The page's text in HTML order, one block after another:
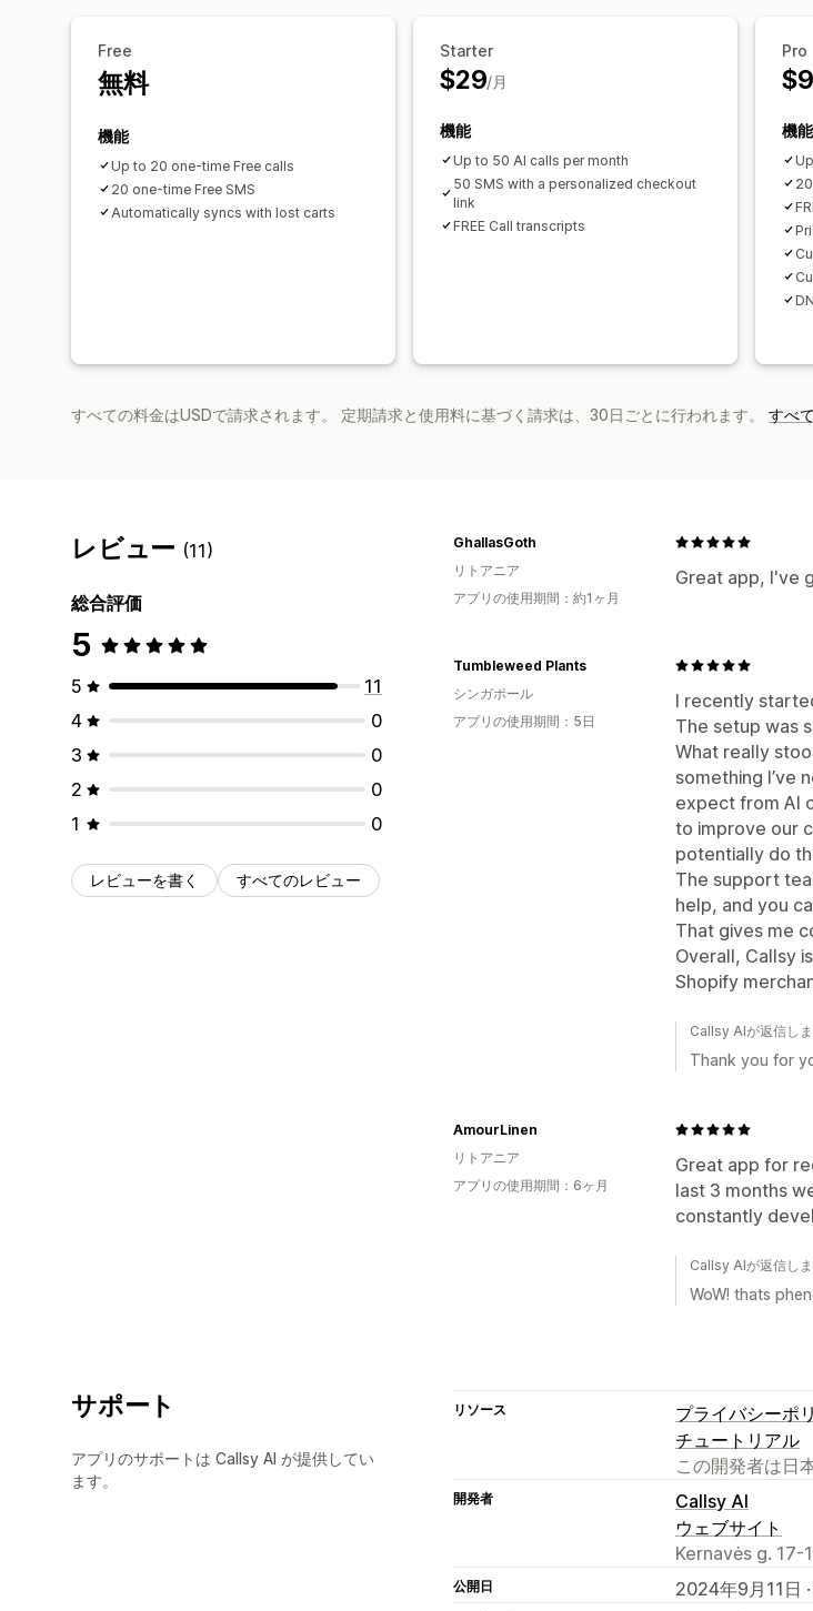
支払いに関する
ウィンバックキ
Free
無料
機能
Up to 20 one-time Free calls
20 one-time Free SMS
Automatically syncs with lost carts
Starter
$29/月
機能
Up to 50 AI calls per month
50 SMS with a personalized checkout
link
FREE Call transcripts
Pro
機能
すべての料金はUSDで請求されます。 定期請求と使用料に基づく請求は、30日ごとに行われます。 すべ
レビュー (11)
総合評価
5
5
11
4
0
3
0
2
0
1
0
レビューを書く すべてのレビュー
Great app, I've
GhallasGoth
リトアニア
アプリの使用期間：約1ヶ月
I recently
The setup was
What really
something I’ve
expect from AI
to improve our
potentially do
The support
help, and you
That gives me
Overall, Callsy
Shopify
Tumbleweed Plants
シンガポール
アプリの使用期間：5日
Callsy AIが返信し
Thank you for
Great app for
last 3 months
constantly
AmourLinen
リトアニア
アプリの使用期間：6ヶ月
Callsy AIが返信し
WoW! thats
サポート
アプリのサポートは Callsy AI が提供してい
ます。
リソース
プライバシーポ
チュートリアル
この開発者は日
開発者
Callsy AI
ウェブサイト
Kernavės g. 17-
公開日 2024年9月11日 ·